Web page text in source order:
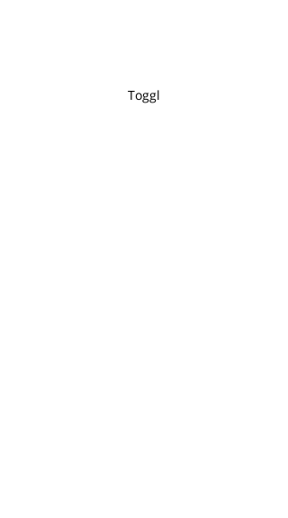
Toggl